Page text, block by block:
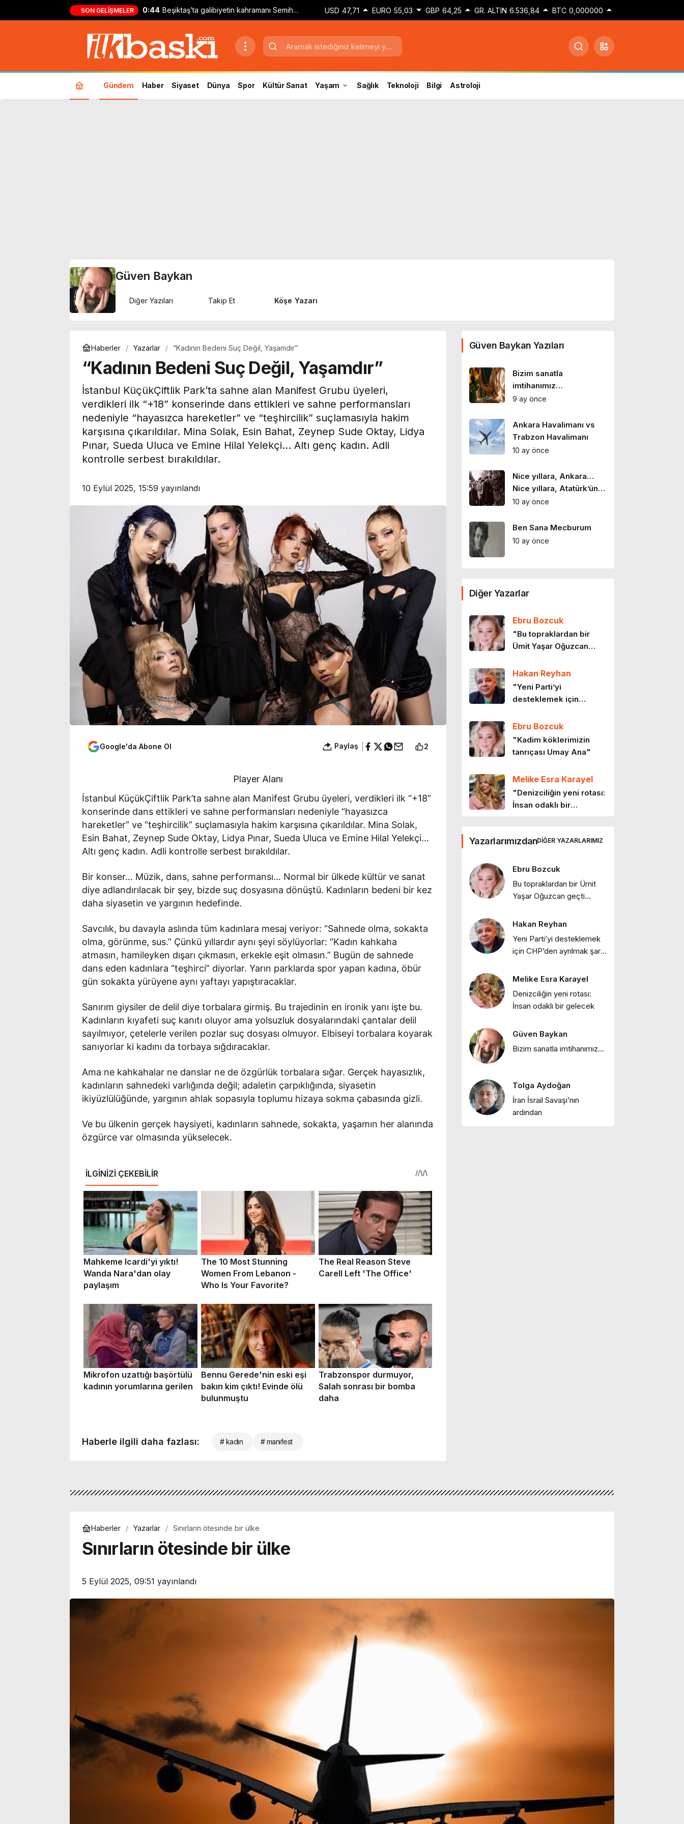
SON GELIŞMELER 0:44 Beşiktaş’ta galibiyetin kahramanı Semih USD 47,71 EURO 55,03 GBP 64,25 GR. ALTIN 6.536,84 BTC 0,000000
Gündem Haber Siyaset Dünya Spor Kültür Sanat Yaşam Sağlık Teknoloji Bilgi Astroloji
Güven Baykan
Diğer Yazıları Takip Et Köşe Yazarı
Haberler Yazarlar “Kadının Bedeni Suç Değil, Yaşamdır”
“Kadının Bedeni Suç Değil, Yaşamdır”
İstanbul KüçükÇiftlik Park’ta sahne alan Manifest Grubu üyeleri,
verdikleri ilk “+18” konserinde dans ettikleri ve sahne performansları
nedeniyle “hayasızca hareketler” ve “teşhircilik” suçlamasıyla hakim
karşısına çıkarıldılar. Mina Solak, Esin Bahat, Zeynep Sude Oktay, Lidya
Pınar, Sueda Uluca ve Emine Hilal Yelekçi… Altı genç kadın. Adli
kontrolle serbest bırakıldılar.
10 Eylül 2025, 15:59 yayınlandı
Google'da Abone Ol Paylaş 2
Player Alanı
İstanbul KüçükÇiftlik Park’ta sahne alan Manifest Grubu üyeleri, verdikleri ilk “+18”
konserinde dans ettikleri ve sahne performansları nedeniyle “hayasızca
hareketler” ve “teşhircilik” suçlamasıyla hakim karşısına çıkarıldılar. Mina Solak,
Esin Bahat, Zeynep Sude Oktay, Lidya Pınar, Sueda Uluca ve Emine Hilal Yelekçi…
Altı genç kadın. Adli kontrolle serbest bırakıldılar.
Bir konser… Müzik, dans, sahne performansı… Normal bir ülkede kültür ve sanat
diye adlandırılacak bir şey, bizde suç dosyasına dönüştü. Kadınların bedeni bir kez
daha siyasetin ve yargının hedefinde.
Savcılık, bu davayla aslında tüm kadınlara mesaj veriyor: “Sahnede olma, sokakta
olma, görünme, sus.” Çünkü yıllardır aynı şeyi söylüyorlar: “Kadın kahkaha
atmasın, hamileyken dışarı çıkmasın, erkekle eşit olmasın.” Bugün de sahnede
dans eden kadınlara “teşhirci” diyorlar. Yarın parklarda spor yapan kadına, öbür
gün sokakta yürüyene aynı yaftayı yapıştıracaklar.
Sanırım giysiler de delil diye torbalara girmiş. Bu trajedinin en ironik yanı işte bu.
Kadınların kıyafeti suç kanıtı oluyor ama yolsuzluk dosyalarındaki çantalar delil
sayılmıyor, çetelerle verilen pozlar suç dosyası olmuyor. Elbiseyi torbalara koyarak
sanıyorlar ki kadını da torbaya sığdıracaklar.
Ama ne kahkahalar ne danslar ne de özgürlük torbalara sığar. Gerçek hayasızlık,
kadınların sahnedeki varlığında değil; adaletin çarpıklığında, siyasetin
ikiyüzlülüğünde, yargının ahlak sopasıyla toplumu hizaya sokma çabasında gizli.
Ve bu ülkenin gerçek haysiyeti, kadınların sahnede, sokakta, yaşamın her alanında
özgürce var olmasında yükselecek.
Haberle ilgili daha fazlası: # kadın # manifest
Güven Baykan Yazıları
Bizim sanatla
imtihanımız…
9 ay önce
Ankara Havalimanı vs
Trabzon Havalimanı
10 ay önce
Nice yıllara, Ankara…
Nice yıllara, Atatürk’ün
şehri
10 ay önce
Ben Sana Mecburum
10 ay önce
10 ay önce
Sanatın yuvasına vurulan
darbe
Sanatın nefesi daralıyor
11 ay önce
çaldı?
11 ay önce
Sınırların ötesinde bir
ülke
11 ay önce
26 Ağustos:
Diğer Yazarlar
Ebru Bozcuk
"Bu topraklardan bir
Ümit Yaşar Oğuzcan
Hakan Reyhan
"Yeni Parti’yi
desteklemek için
mı?"
Ebru Bozcuk
"Kadim köklerimizin
tanrıçası Umay Ana"
Melike Esra Karayel
"Denizciliğin yeni rotası:
İnsan odaklı bir
"Tanışmış mıydık?"
Ebru Bozcuk
"Bir sabah ilüzyonu…"
Ebru Bozcuk
"Bir zamanlar İstanbul:
Ebru Bozcuk
"Lilith efsanesi"
Melike Esra Karayel
"İçimizdeki dalgalar:
Ebru Bozcuk
"Mor salkımlar ve
İstanbul köşkleri"
YazarlarımızdanDIĞER YAZARLARIMIZ
Ebru Bozcuk
Bu topraklardan bir Ümit
Yaşar Oğuzcan geçti…
Hakan Reyhan
Yeni Parti’yi desteklemek
için CHP’den ayrılmak şart
Melike Esra Karayel
Denizciliğin yeni rotası:
İnsan odaklı bir gelecek
Güven Baykan
Bizim sanatla imtihanımız…
Tolga Aydoğan
İran İsrail Savaşı’nın
ardından
Haberler Yazarlar Sınırların ötesinde bir ülke
Sınırların ötesinde bir ülke
5 Eylül 2025, 09:51 yayınlandı